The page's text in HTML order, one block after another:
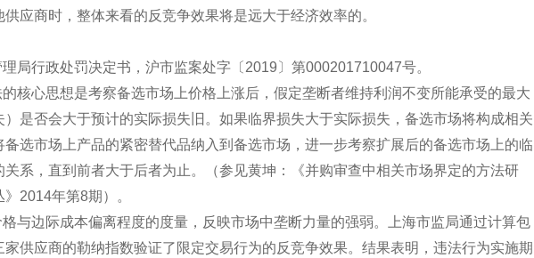
应商时，整体来看的反竞争效果将是远大于经济效率的。
局行政处罚决定书，沪市监案处字〔2019〕第000201710047号。
核心思想是考察备选市场上价格上涨后，假定垄断者维持利润不变所能承受的最大
是否会大于预计的实际损失旧。如果临界损失大于实际损失，备选市场将构成相关
选市场上产品的紧密替代品纳入到备选市场，进一步考察扩展后的备选市场上的临
关系，直到前者大于后者为止。（参见黄坤：《并购审查中相关市场界定的方法研
2014年第8期）。
与边际成本偏离程度的度量，反映市场中垄断力量的强弱。上海市监局通过计算包
供应商的勒纳指数验证了限定交易行为的反竞争效果。结果表明，违法行为实施期